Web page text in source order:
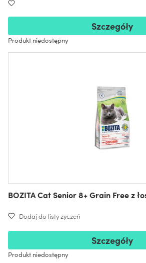
Szczegóły
Produkt niedostępny
BOZITA Cat Senior 8+ Grain Free z
Dodaj do listy życzeń
Szczegóły
Produkt niedostępny